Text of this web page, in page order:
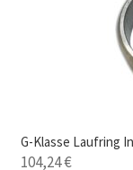
G-Klasse Laufring
104,24€